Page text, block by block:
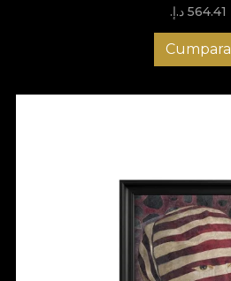
564.41 د.إ.‏
Cumpara